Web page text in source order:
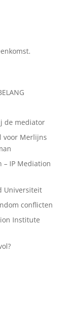
de mediator
voor Merlijns
– IP Mediation
Universiteit
conflicten
Institute